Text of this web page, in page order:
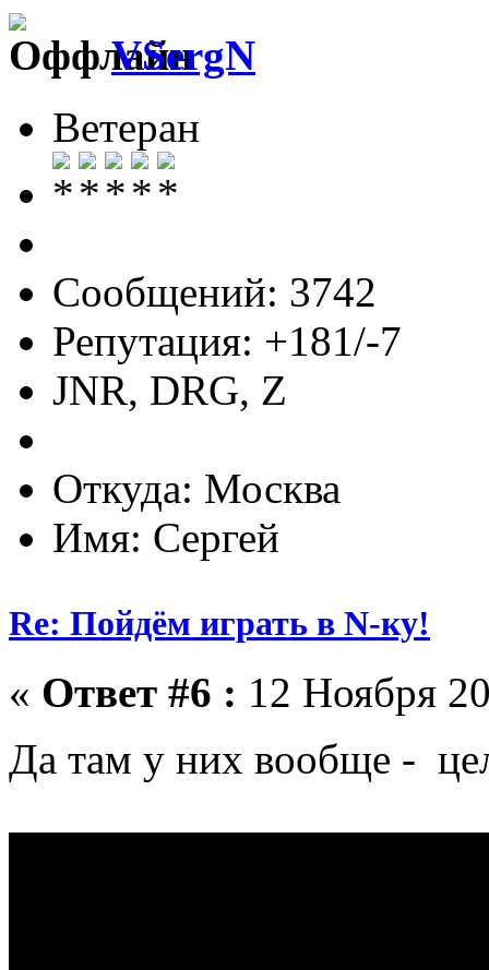
VSergN
Ветеран
Сообщений: 3742
Репутация: +181/-7
JNR, DRG, Z
Откуда: Москва
Имя: Сергей
Re: Пойдём играть в N-ку!
« Ответ #6 : 12 Ноября
Да там у них вообще -